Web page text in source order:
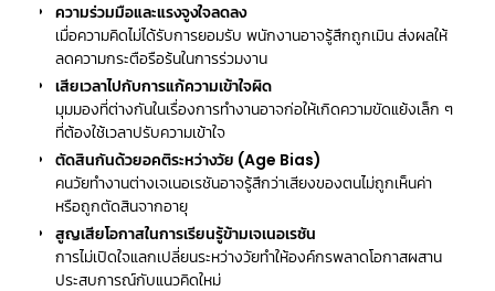
ความร่วมมือและแรงจูงใจลดลง
เมื่อความคิดไม่ได้รับการยอมรับ พนักงานอาจรู้สึกถูกเมิน ส่งผลให้
ลดความกระตือรือร้นในการร่วมงาน
เสียเวลาไปกับการแก้ความเข้าใจผิด
มุมมองที่ต่างกันในเรื่องการทำงานอาจก่อให้เกิดความขัดแย้งเล็ก ๆ
ที่ต้องใช้เวลาปรับความเข้าใจ
ตัดสินกันด้วยอคติระหว่างวัย (Age Bias)
คนวัยทำงานต่างเจเนอเรชันอาจรู้สึกว่าเสียงของตนไม่ถูกเห็นค่า
หรือถูกตัดสินจากอายุ
สูญเสียโอกาสในการเรียนรู้ข้ามเจเนอเรชัน
การไม่เปิดใจแลกเปลี่ยนระหว่างวัยทำให้องค์กรพลาดโอกาสผสาน
ประสบการณ์กับแนวคิดใหม่